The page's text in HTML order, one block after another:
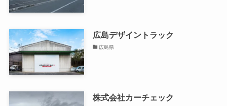
広島デザイントラック
広島県
株式会社カーチェック